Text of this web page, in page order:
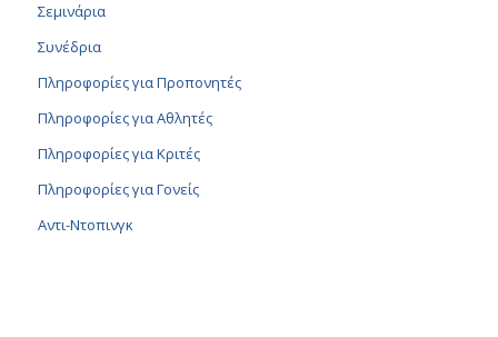
Σεμινάρια
Συνέδρια
Πληροφορίες για Προπονητές
Πληροφορίες για Αθλητές
Πληροφορίες για Κριτές
Πληροφορίες για Γονείς
Αντι-Ντοπινγκ